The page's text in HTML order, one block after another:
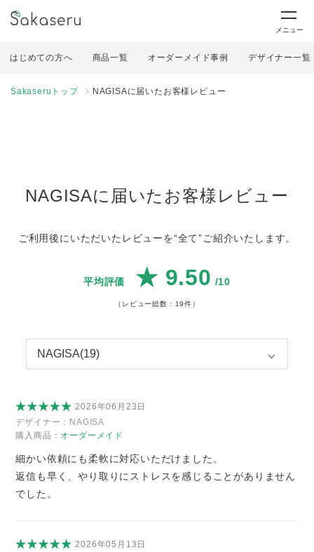
メニュー
はじめての方へ 商品一覧 オーダーメイド事例 デザイナー一覧
Sakaseruトップ NAGISAに届いたお客様レビュー
NAGISAに届いたお客様レビュー
ご利用後にいただいたレビューを“全て”ご紹介いたします。
平均評価 ★ 9.50 /10
（レビュー総数： 19件）
2026年06月23日
デザイナー： NAGISA
購入商品： オーダーメイド
細かい依頼にも柔軟に対応いただけました。
返信も早く、やり取りにストレスを感じることがありません
でした。
2026年05月13日